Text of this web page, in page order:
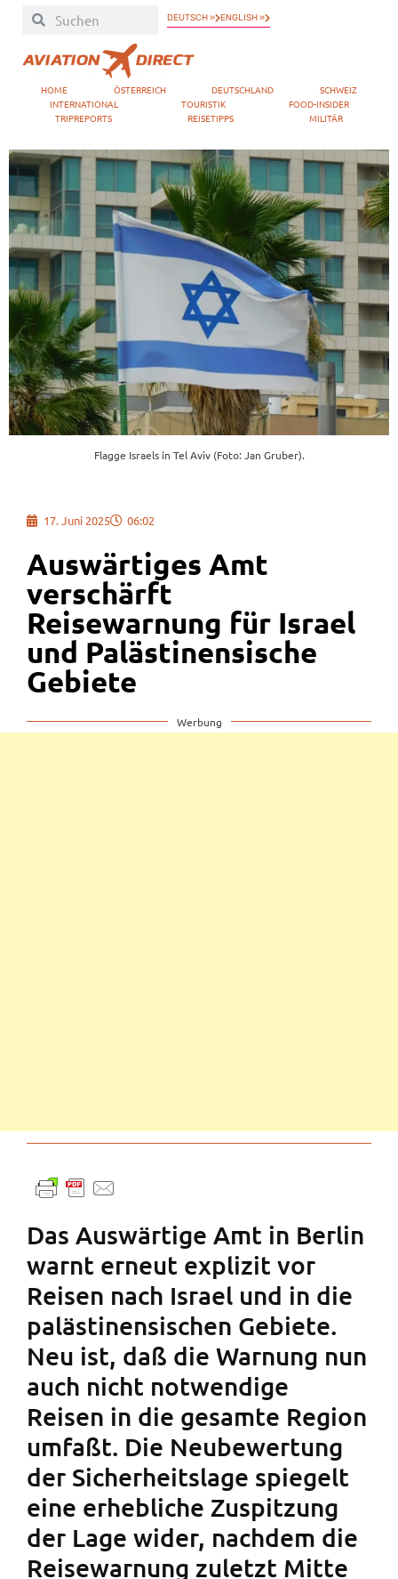
DEUTSCH » ENGLISH »
HOME ÖSTERREICH DEUTSCHLAND
SCHWEIZ
INTERNATIONAL
TOURISTIK
FOOD-INSIDER
TRIPREPORTS
REISETIPPS MILITÄR
Flagge Israels in Tel Aviv (Foto: Jan Gruber).
17. Juni 2025 06:02
Auswärtiges Amt
verschärft
Reisewarnung für Israel
und Palästinensische
Gebiete
Werbung
Das Auswärtige Amt in Berlin
warnt erneut explizit vor
Reisen nach Israel und in die
palästinensischen Gebiete.
Neu ist, daß die Warnung nun
auch nicht notwendige
Reisen in die gesamte Region
umfaßt. Die Neubewertung
der Sicherheitslage spiegelt
eine erhebliche Zuspitzung
der Lage wider, nachdem die
Reisewarnung zuletzt Mitte